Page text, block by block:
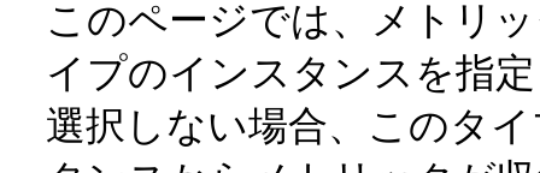
このページでは、メトリ
イプのインスタンスを指
選択しない場合、このタ